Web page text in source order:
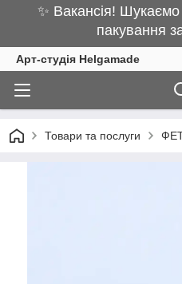
✨ Вакансія!
пакування
Арт-студія Helgamade
Товари та послуги